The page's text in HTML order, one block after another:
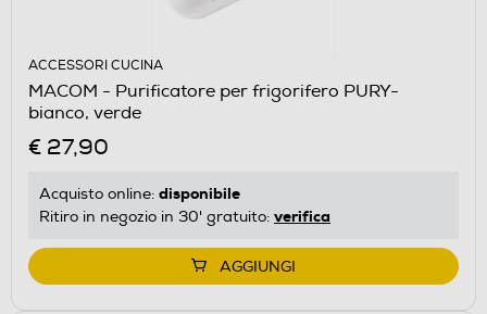
ACCESSORI CUCINA
MACOM - Purificatore per frigorifero PURY-
bianco, verde
€ 27,90
Acquisto online: disponibile
Ritiro in negozio in 30' gratuito: verifica
AGGIUNGI